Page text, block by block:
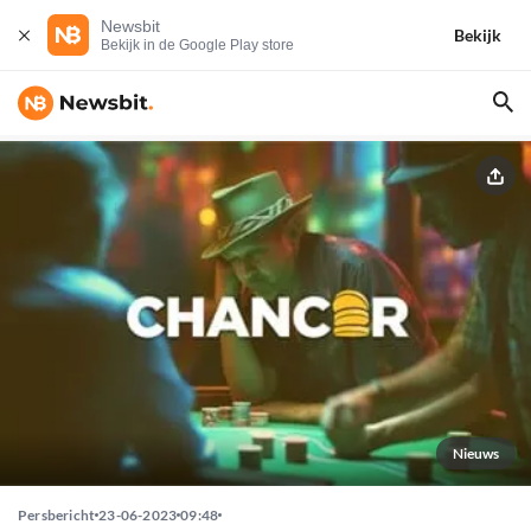
Newsbit
Bekijk in de Google Play store
Bekijk
Nieuws
Persbericht 23-06-2023 09:48